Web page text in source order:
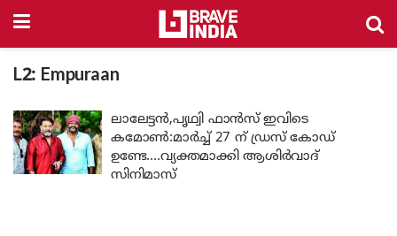
L2: Empuraan
ലാലേട്ടൻ,പൃഥ്വി ഫാൻസ് ഇവിടെ
കമോൺ:മാർച്ച് 27 ന് ഡ്രസ് കോഡ്
ഉണ്ടേ….വ്യക്തമാക്കി ആശിർവാദ്
സിനിമാസ്